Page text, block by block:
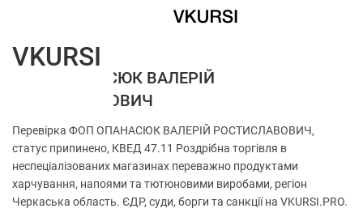
ФОП ОПАНАСЮК ВАЛЕРІЙ
РОСТИСЛАВОВИЧ
Перевірка ФОП ОПАНАСЮК ВАЛЕРІЙ РОСТИСЛАВОВИЧ,
статус припинено, КВЕД 47.11 Роздрібна торгівля в
неспеціалізованих магазинах переважно продуктами
харчування, напоями та тютюновими виробами, регіон
Черкаська область. ЄДР, суди, борги та санкції на VKURSI.PRO.
VKURSI